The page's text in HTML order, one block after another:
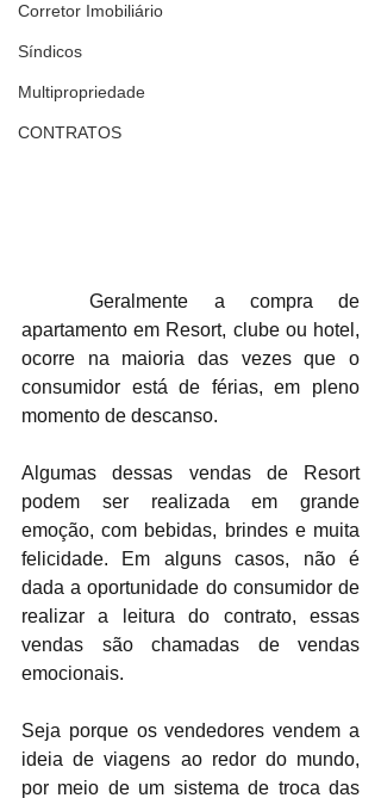
Corretor Imobiliário
Síndicos
Multipropriedade
CONTRATOS
	Geralmente a compra de
apartamento em Resort, clube ou hotel,
ocorre na maioria das vezes que o
consumidor está de férias, em pleno
momento de descanso.
Algumas dessas vendas de Resort
podem ser realizada em grande
emoção, com bebidas, brindes e muita
felicidade. Em alguns casos, não é
dada a oportunidade do consumidor de
realizar a leitura do contrato, essas
vendas são chamadas de vendas
emocionais.
Seja porque os vendedores vendem a
ideia de viagens ao redor do mundo,
por meio de um sistema de troca das